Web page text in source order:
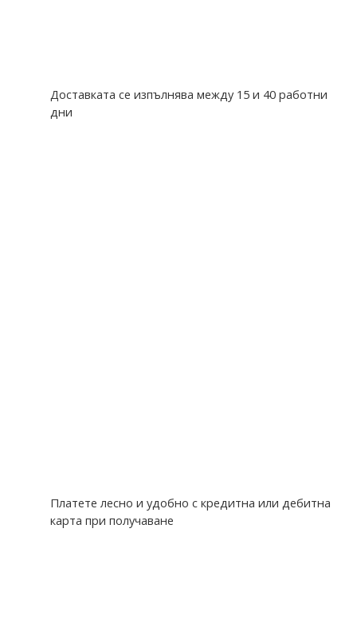
Доставката се изпълнява между 15 и 40 работни
дни
Платете лесно и удобно с кредитна или дебитна
карта при получаване